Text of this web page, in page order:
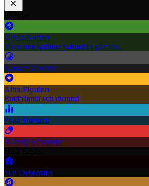
Döviz Kurları
Piyasanın kalbine yakından göz atın.
Namaz Vakitleri
Altın Fiyatları
Emtia'larda son durum!
Puan Durumu
Nöbetçi Eczaneler
Son Depremler